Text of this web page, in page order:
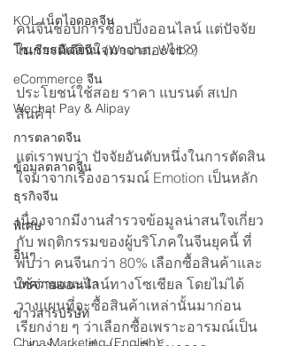
KOL เน็ตไอดอลจีน
โซเชียลมีเดียจีน (Wechat, Weibo)
eCommerce จีน
Wechat Pay & Alipay
การตลาดจีน
ข้อมูลตลาดจีน
ธุรกิจจีน
พิเศษ
อื่นๆ
บทความแนะนำ
ข่าวสารบริษัท
China Marketing (English)
คนจีนชอบการช็อปปิ้งออนไลน์ แต่ปัจจัย
ในการตัดสินใจมาจากอะไร??
ประโยชน์ใช้สอย ราคา แบรนด์ สเปก
สินค้า
แต่เราพบว่า ปัจจัยอันดับหนึ่งในการตัดสิน
ใจมาจากเรื่องอารมณ์ Emotion เป็นหลัก
เนื่องจากมีงานสำรวจข้อมูลน่าสนใจเกี่ยว
กับ พฤติกรรมของผู้บริโภคในจีนยุคนี้ ที่
พบว่า คนจีนกว่า 80% เลือกซื้อสินค้าและ
ใช้จ่ายออนไลน์ทางโซเชียล โดยไม่ได้
วางแผนที่จะซื้อสินค้าเหล่านั้นมาก่อน
เรียกง่าย ๆ ว่าเลือกซื้อเพราะอารมณ์เป็น